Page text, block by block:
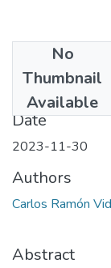
No
Thumbnail
Available
SEYNEKUN -
Date
2023-11-30
Authors
Carlos Ramón
Abstract